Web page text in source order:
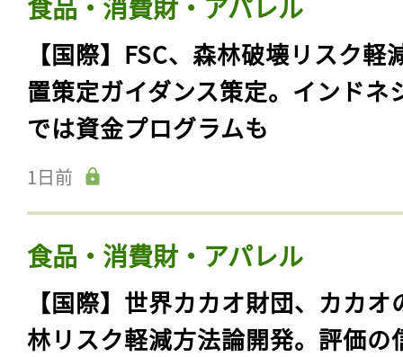
【国際】FSC、森林破壊リスク軽
置策定ガイダンス策定。インドネ
では資金プログラムも
1日前
食品・消費財・アパレル
【国際】世界カカオ財団、カカオ
林リスク軽減方法論開発。評価の